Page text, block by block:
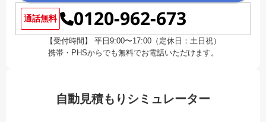
通話無料 0120-962-673
【受付時間】 平日9:00〜17:00（定休日：土日祝）
携帯・PHSからでも無料でお電話いただけます。
自動見積もりシミュレーター